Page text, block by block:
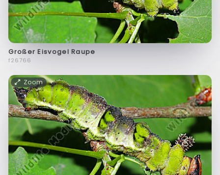
Großer Eisvogel Raupe
f26766
Zoom